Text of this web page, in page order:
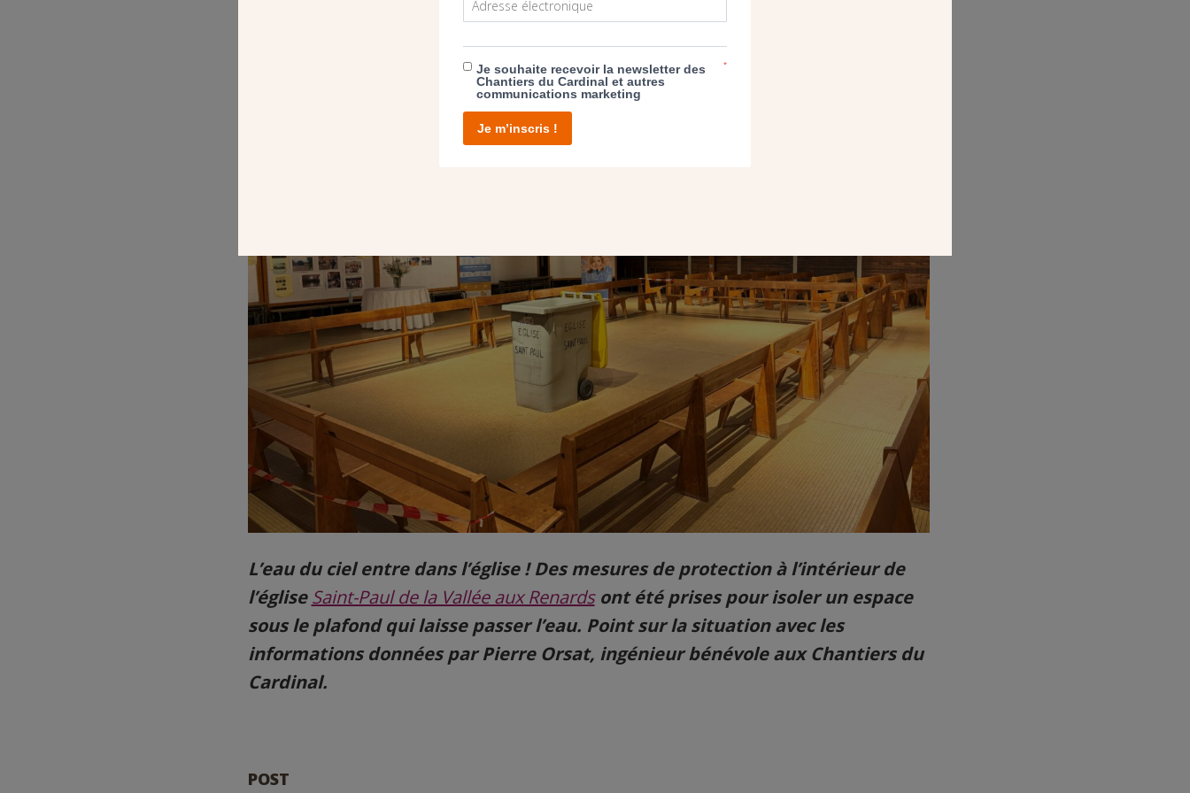
L’eau du ciel entre dans l’église ! Des mesures de protection à l’intérieur de
l’égliseSaint-Paul de la Vallée aux Renardsont été prises pour isoler un espace
sous le plafond qui laisse passer l’eau. Point sur la situation avec les
informations données par Pierre Orsat, ingénieur bénévole aux Chantiers du
Cardinal.
POST
Je souhaite recevoir la newsletter des
Chantiers du Cardinal et autres
communications marketing
*
Je m’inscris !